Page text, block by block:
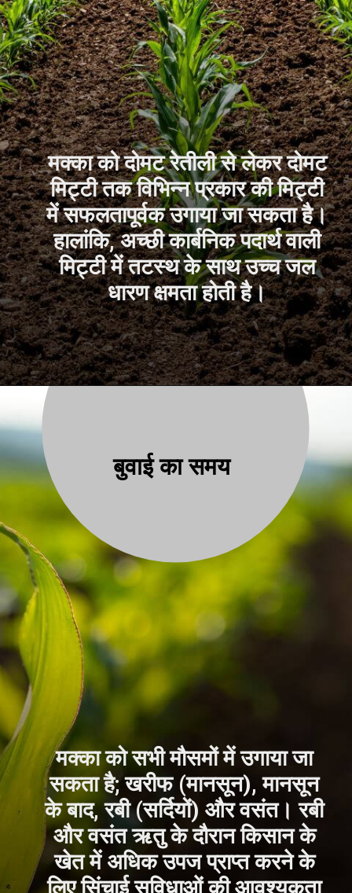
मक्का को दोमट रेतीली से लेकर दोमट
मिट्टी तक विभिन्न प्रकार की मिट्टी
में सफलतापूर्वक उगाया जा सकता है।
हालांकि, अच्छी कार्बनिक पदार्थ वाली
मिट्टी में तटस्थ के साथ उच्च जल
धारण क्षमता होती है।
बुवाई का समय
मक्का को सभी मौसमों में उगाया जा
सकता है; खरीफ (मानसून), मानसून
के बाद, रबी (सर्दियों) और वसंत। रबी
और वसंत ऋतु के दौरान किसान के
खेत में अधिक उपज प्राप्त करने के